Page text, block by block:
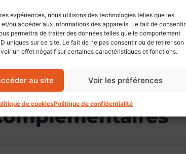
expériences, nous utilisons des technologies telles que les
ou accéder aux informations des appareils. Le fait de consentir
permettra de traiter des données telles que le comportement
uniques sur ce site. Le fait de ne pas consentir ou de retirer son
un effet négatif sur certaines caractéristiques et fonctions.
au site Voir les préférences
de cookiesPolitique de confidentialité
vidéophone, etc.),